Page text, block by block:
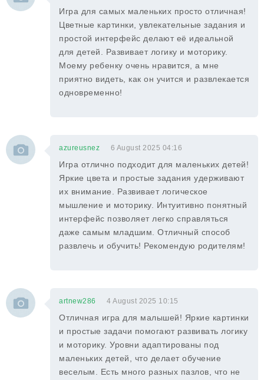
Игра для самых маленьких просто отличная!
Цветные картинки, увлекательные задания и
простой интерфейс делают её идеальной
для детей. Развивает логику и моторику.
Моему ребенку очень нравится, а мне
приятно видеть, как он учится и развлекается
одновременно!
azureusnez 6 August 2025 04:16
Игра отлично подходит для маленьких детей!
Яркие цвета и простые задания удерживают
их внимание. Развивает логическое
мышление и моторику. Интуитивно понятный
интерфейс позволяет легко справляться
даже самым младшим. Отличный способ
развлечь и обучить! Рекомендую родителям!
artnew286 4 August 2025 10:15
Отличная игра для малышей! Яркие картинки
и простые задачи помогают развивать логику
и моторику. Уровни адаптированы под
маленьких детей, что делает обучение
веселым. Есть много разных пазлов, что не